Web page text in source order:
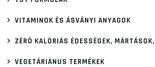
VITAMINOK ÉS ÁSVÁNYI ANYAGOK
ZÉRÓ KALÓRIÁS ÉDESSÉGEK,
VEGETÁRIÁNUS TERMÉKEK